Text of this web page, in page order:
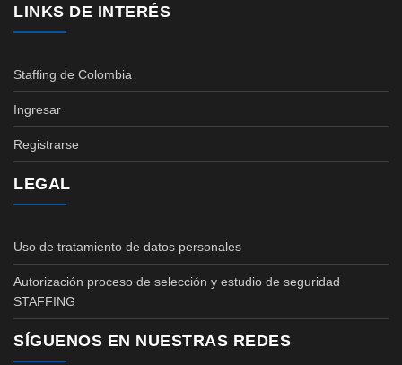
LINKS DE INTERÉS
Staffing de Colombia
Ingresar
Registrarse
LEGAL
Uso de tratamiento de datos personales
Autorización proceso de selección y estudio de seguridad
STAFFING
SÍGUENOS EN NUESTRAS REDES